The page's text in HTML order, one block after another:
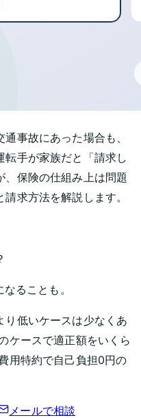
事故にあった場合も、
転手が家族だと「請求し
保険の仕組み上は問題
求方法を解説します。
なることも。
り低いケースは少なくあ
ケースで適正額をいくら
用特約で自己負担0円の
メールで相談